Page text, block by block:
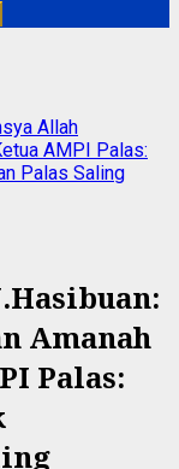
Allah
AMPI Palas:
Palas Saling
Amanah
Palas: